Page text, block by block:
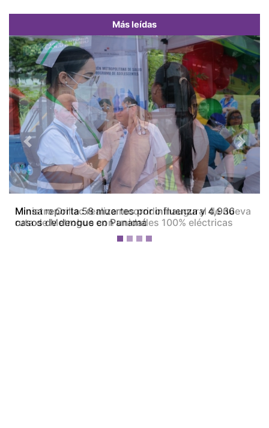
Más leídas
Ministro Orillac realiza recorrido inaugural de nueva
ruta de Metrobus con unidades 100% eléctricas
Previous Next